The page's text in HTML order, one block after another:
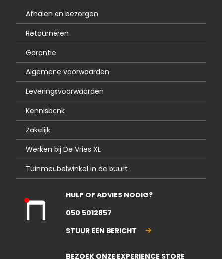
Afhalen en bezorgen
Retourneren
Garantie
Algemene voorwaarden
Leveringsvoorwaarden
Kennisbank
Zakelijk
Werken bij De Vries XL
Tuinmeubelwinkel in de buurt
nte
HULP OF ADVIES NODIG?
050 5012857
STUUR EEN BERICHT
BEZOEK ONZE EXPERIENCE STORE